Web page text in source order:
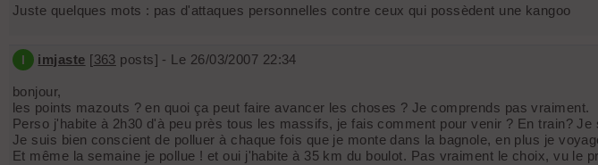
Juste quelques mots : pas d'attaques personnelles contre ceux qui possèdent une kangoo
I imjaste [363 posts] - Le 26/03/2007 22:34
bonjour,
les points mazouts ? en quoi ça peut faire avancer les choses ? Je comprends pas vraiment.
Perso j'habite à 2h30 d'à peu près tous les massifs, je fais comment pour venir ? En train?
Je suis bien conscient de polluer à chaque fois que je monte dans la bagnole, en plus je
Et même la semaine je pollue ! et oui j'habite à 35 km du boulot. Pas vraiment le choix, vu le